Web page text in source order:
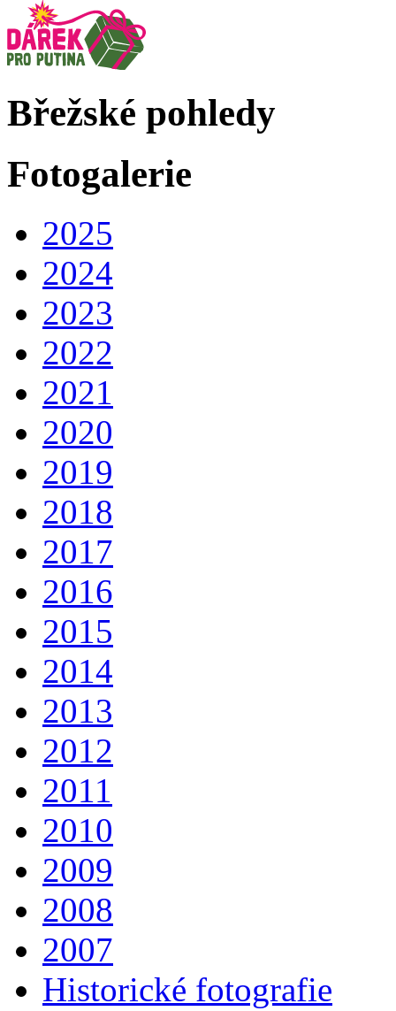
Břežské pohledy
Fotogalerie
2025
2024
2023
2022
2021
2020
2019
2018
2017
2016
2015
2014
2013
2012
2011
2010
2009
2008
2007
Historické fotografie